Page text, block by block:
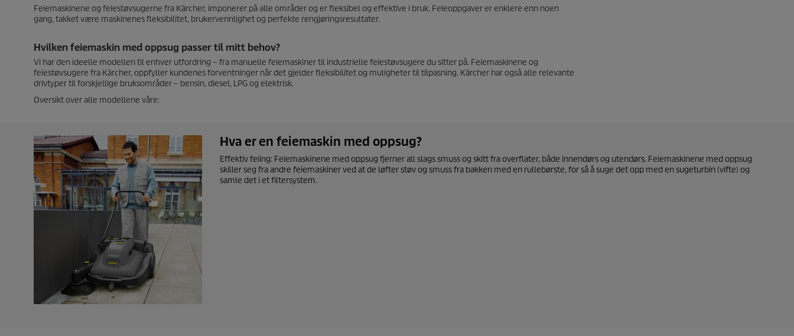
Feiemaskinene og feiestøvsugerne fra Kärcher, imponerer på alle områder og er fleksibel og effektive i bruk. Feieoppgaver er enklere enn noen
gang, takket være maskinenes fleksibilitet, brukervennlighet og perfekte rengjøringsresultater.
Hvilken feiemaskin med oppsug passer til mitt behov?
Vi har den ideelle modellen til enhver utfordring – fra manuelle feiemaskiner til industrielle feiestøvsugere du sitter på. Feiemaskinene og
feiestøvsugere fra Kärcher, oppfyller kundenes forventninger når det gjelder fleksibilitet og muligheter til tilpasning. Kärcher har også alle relevante
drivtyper til forskjellige bruksområder – bensin, diesel, LPG og elektrisk.
Oversikt over alle modellene våre:
Hva er en feiemaskin med oppsug?
Effektiv feiing: Feiemaskinene med oppsug fjerner all slags smuss og skitt fra overflater, både innendørs og utendørs. Feiemaskinene med oppsug
skiller seg fra andre feiemaskiner ved at de løfter støv og smuss fra bakken med en rullebørste, for så å suge det opp med en sugeturbin (vifte) og
samle det i et filtersystem.